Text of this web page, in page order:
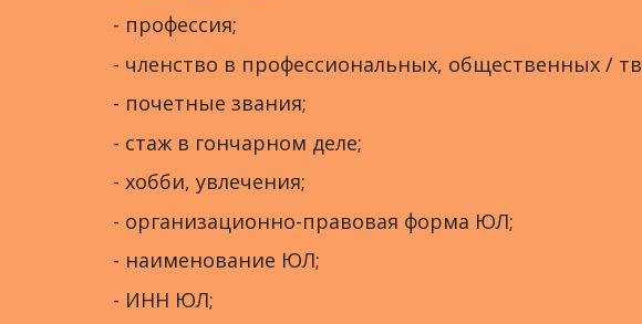
- профессия;
- членство в профессиональных, общественных /
- почетные звания;
- стаж в гончарном деле;
- хобби, увлечения;
- организационно-правовая форма ЮЛ;
- наименование ЮЛ;
- ИНН ЮЛ;